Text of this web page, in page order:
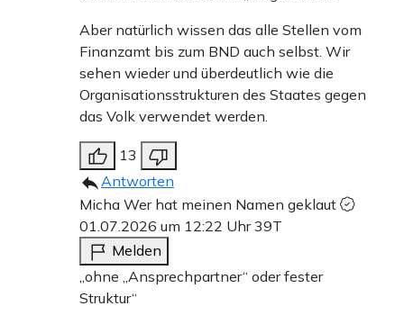
Aber natürlich wissen das alle Stellen vom
Finanzamt bis zum BND auch selbst. Wir
sehen wieder und überdeutlich wie die
Organisationsstrukturen des Staates gegen
das Volk verwendet werden.
13
Antworten
Micha Wer hat meinen Namen geklaut
01.07.2026 um 12:22 Uhr39T
Melden
„ohne „Ansprechpartner“ oder fester
Struktur“